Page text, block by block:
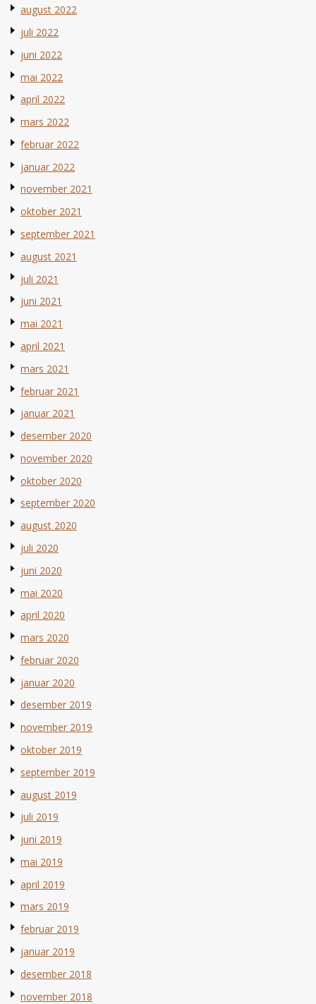
august 2022
juli 2022
juni 2022
mai 2022
april 2022
mars 2022
februar 2022
januar 2022
november 2021
oktober 2021
september 2021
august 2021
juli 2021
juni 2021
mai 2021
april 2021
mars 2021
februar 2021
januar 2021
desember 2020
november 2020
oktober 2020
september 2020
august 2020
juli 2020
juni 2020
mai 2020
april 2020
mars 2020
februar 2020
januar 2020
desember 2019
november 2019
oktober 2019
september 2019
august 2019
juli 2019
juni 2019
mai 2019
april 2019
mars 2019
februar 2019
januar 2019
desember 2018
november 2018